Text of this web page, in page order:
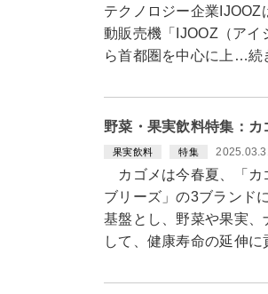
テクノロジー企業
動販売機「IJOOZ（ア
ら首都圏を中心に上…続
野菜・果実飲料特集：
果実飲料 特集
カゴメは今春夏、「カ
ブリーズ」の3ブランド
基盤とし、野菜や果実、
して、健康寿命の延伸